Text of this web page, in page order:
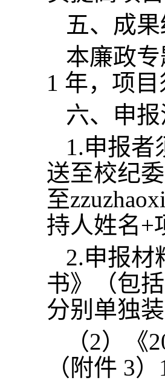
五、成
本廉政
1 年，项
六、申
1.申报者
送至校纪
至
持人姓名+
2.申报材
书》（包
分别单独
（2）
（附件 3